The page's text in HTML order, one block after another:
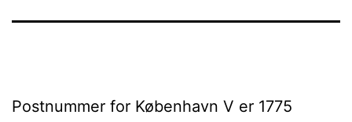
Postnummer for København V er 1775